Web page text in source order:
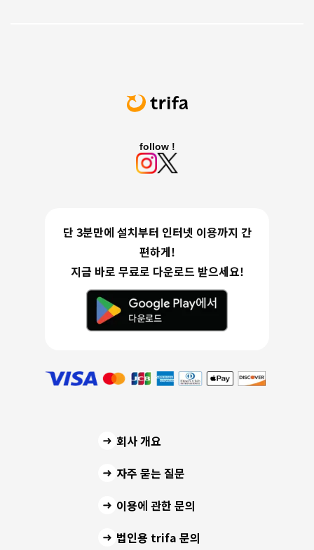
follow !
단 3분만에 설치부터 인터넷 이용까지 간
편하게!
지금 바로 무료로 다운로드 받으세요!
회사 개요
자주 묻는 질문
이용에 관한 문의
법인용 trifa 문의